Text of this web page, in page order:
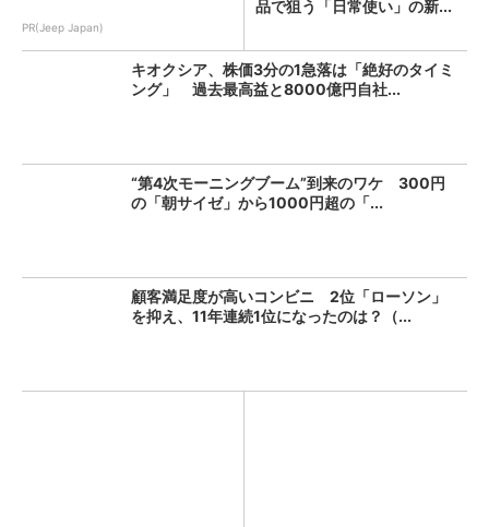
PR(Jeep Japan)
品で狙う「日常使い」の新...
キオクシア、株価3分の1急落は「絶好のタイミ
ング」 過去最高益と8000億円自社...
“第4次モーニングブーム”到来のワケ 300円
の「朝サイゼ」から1000円超の「...
顧客満足度が高いコンビニ 2位「ローソン」
を抑え、11年連続1位になったのは？（...